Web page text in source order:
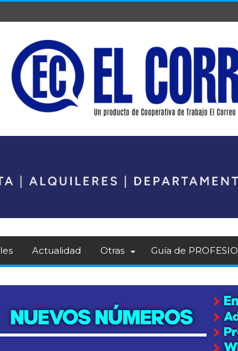
Actualidad Otras Guía de